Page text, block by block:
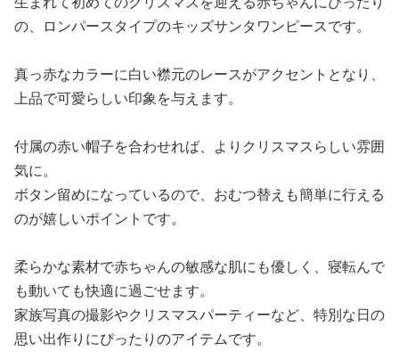
の、ロンパースタイプのキッズサンタワンピースです。
真っ赤なカラーに白い襟元のレースがアクセントとなり、
上品で可愛らしい印象を与えます。
付属の赤い帽子を合わせれば、よりクリスマスらしい雰囲
気に。
ボタン留めになっているので、おむつ替えも簡単に行える
のが嬉しいポイントです。
柔らかな素材で赤ちゃんの敏感な肌にも優しく、寝転んで
も動いても快適に過ごせます。
家族写真の撮影やクリスマスパーティーなど、特別な日の
思い出作りにぴったりのアイテムです。